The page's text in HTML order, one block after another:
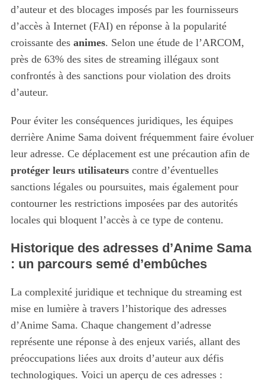
d’auteur et des blocages imposés par les fournisseurs
d’accès à Internet (FAI) en réponse à la popularité
croissante des animes. Selon une étude de l’ARCOM,
près de 63% des sites de streaming illégaux sont
confrontés à des sanctions pour violation des droits
d’auteur.
Pour éviter les conséquences juridiques, les équipes
derrière Anime Sama doivent fréquemment faire évoluer
leur adresse. Ce déplacement est une précaution afin de
protéger leurs utilisateurscontre d’éventuelles
sanctions légales ou poursuites, mais également pour
contourner les restrictions imposées par des autorités
locales qui bloquent l’accès à ce type de contenu.
Historique des adresses d’Anime Sama
: un parcours semé d’embûches
La complexité juridique et technique du streaming est
mise en lumière à travers l’historique des adresses
d’Anime Sama. Chaque changement d’adresse
représente une réponse à des enjeux variés, allant des
préoccupations liées aux droits d’auteur aux défis
technologiques. Voici un aperçu de ces adresses :